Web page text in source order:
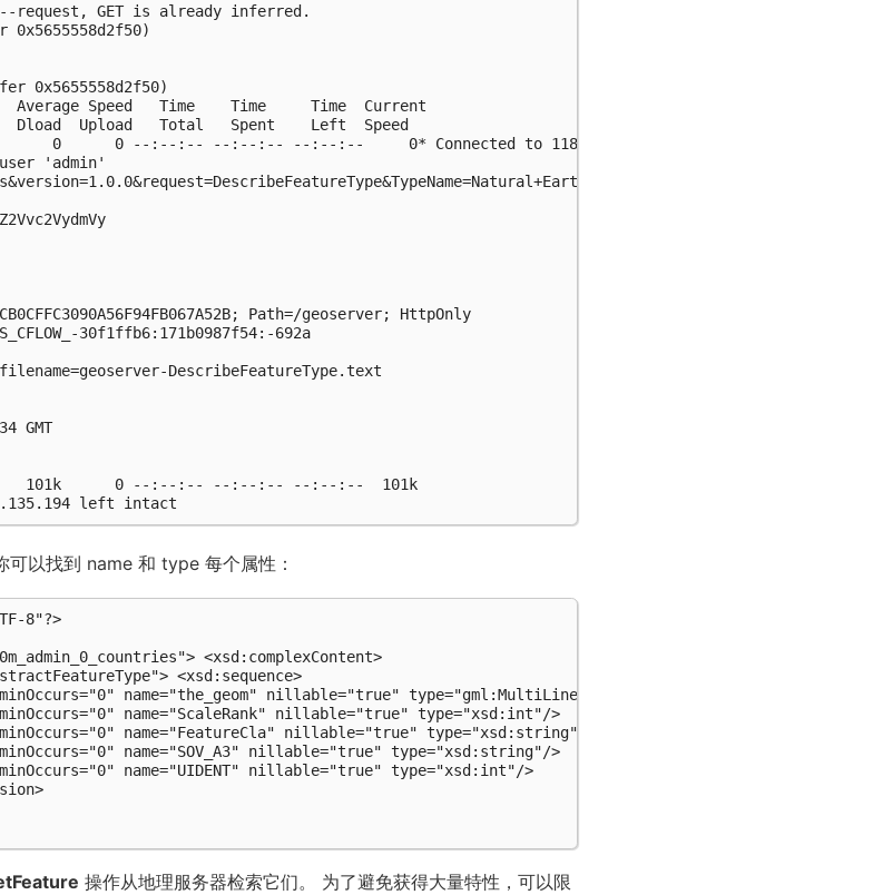
request, GET is already inferred.
0x5655558d2f50)
Average Speed   Time    Time     Time  Current
Dload  Upload   Total   Spent    Left  Speed
0      0 --:--:-- --:--:-- --:--:--     0* Connected to 118.190.135.194 (118.190.135.194)
'admin'
Path=/geoserver; HttpOnly
30f1ffb6:171b0987f54:-692a
DescribeFeatureType.text
GMT
0   101k      0 --:--:-- --:--:-- --:--:--  101k
left intact
可以找到 name 和 type 每个属性：
8"?>
<xsd:complexContent>
<xsd:sequence>
name="the_geom" nillable="true" type="gml:MultiLineStringPropertyType"/>
name="ScaleRank" nillable="true" type="xsd:int"/>
name="FeatureCla" nillable="true" type="xsd:string"/>
name="SOV_A3" nillable="true" type="xsd:string"/>
name="UIDENT" nillable="true" type="xsd:int"/>
操作从地理服务器检索它们。 为了避免获得大量特性，可以限